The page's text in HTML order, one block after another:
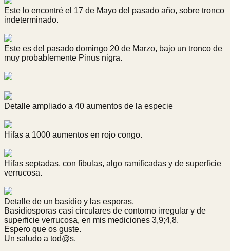
Este lo encontré el 17 de Mayo del pasado año, sobre tronco
indeterminado.
Este es del pasado domingo 20 de Marzo, bajo un tronco de
muy probablemente Pinus nigra.
Detalle ampliado a 40 aumentos de la especie
Hifas a 1000 aumentos en rojo congo.
Hifas septadas, con fíbulas, algo ramificadas y de superficie
verrucosa.
Detalle de un basidio y las esporas.
Basidiosporas casi circulares de contorno irregular y de
superficie verrucosa, en mis mediciones 3,9;4,8.
Espero que os guste.
Un saludo a tod@s.